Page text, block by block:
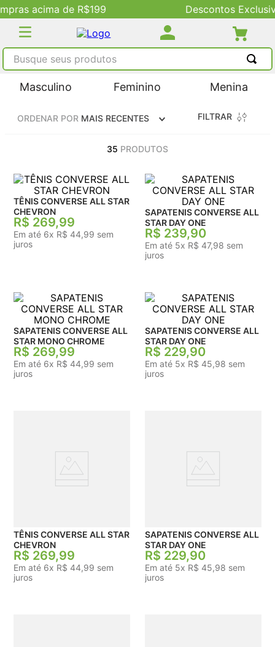
Descontos Exclusivos no Site
Busque seus produtos
TERMOS MAIS BUSCADOS
2º
tenis feminino
tenis
Masculino Feminino Menina
ORDENAR POR MAIS RECENTES FILTRAR
35 PRODUTOS
TÊNIS CONVERSE ALL STAR
CHEVRON
R$ 269,99
Em até 6x R$ 44,99 sem
juros
SAPATENIS CONVERSE ALL
STAR DAY ONE
R$ 239,90
Em até 5x R$ 47,98 sem
juros
SAPATENIS CONVERSE ALL
STAR MONO CHROME
R$ 269,99
Em até 6x R$ 44,99 sem
juros
SAPATENIS CONVERSE ALL
STAR DAY ONE
R$ 229,90
Em até 5x R$ 45,98 sem
juros
TÊNIS CONVERSE ALL STAR
CHEVRON
R$ 269,99
Em até 6x R$ 44,99 sem
juros
SAPATENIS CONVERSE ALL
STAR DAY ONE
R$ 229,90
Em até 5x R$ 45,98 sem
juros